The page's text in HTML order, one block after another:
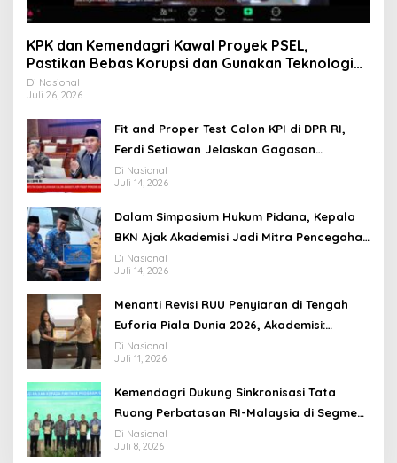
KPK dan Kemendagri Kawal Proyek PSEL,
Pastikan Bebas Korupsi dan Gunakan Teknologi
Ramah Lingkungan
Di Nasional
Juli 26, 2026
Fit and Proper Test Calon KPI di DPR RI,
Ferdi Setiawan Jelaskan Gagasan
Transformasi Menuju Ekosistem Penyiaran
yang Adaptif
Di Nasional
Juli 14, 2026
Dalam Simposium Hukum Pidana, Kepala
BKN Ajak Akademisi Jadi Mitra Pencegahan
Tindak Pidana di Birokrasi
Di Nasional
Juli 14, 2026
Menanti Revisi RUU Penyiaran di Tengah
Euforia Piala Dunia 2026, Akademisi:
Jangan Terus Jadi “Messi dan Ronaldo”
Legislasi
Di Nasional
Juli 11, 2026
Kemendagri Dukung Sinkronisasi Tata
Ruang Perbatasan RI-Malaysia di Segmen
Sinapad-Sesai
Di Nasional
Juli 8, 2026